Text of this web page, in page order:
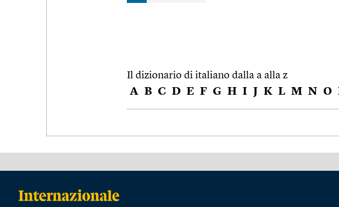
Il dizionario di italiano dalla a alla z
A B C D E F G H I J K L M N O